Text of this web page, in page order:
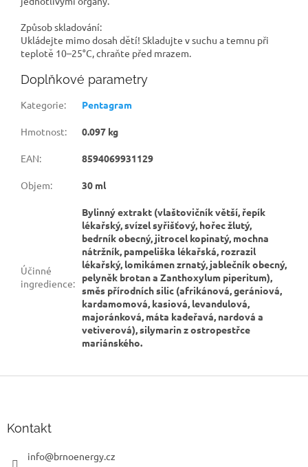
Způsob skladování:
Ukládejte mimo dosah dětí! Skladujte v suchu a temnu při
teplotě 10–25°C, chraňte před mrazem.
Doplňkové parametry
Kategorie: Pentagram
Hmotnost: 0.097 kg
EAN: 8594069931129
Objem: 30 ml
Účinné
ingredience:
Bylinný extrakt (vlaštovičník větší, řepík
lékařský, svízel syřišťový, hořec žlutý,
bedrník obecný, jitrocel kopinatý, mochna
nátržník, pampeliška lékařská, rozrazil
lékařský, lomikámen zrnatý, jablečník obecný,
pelyněk brotan a Zanthoxylum piperitum),
směs přírodních silic (afrikánová, gerániová,
kardamomová, kasiová, levandulová,
majoránková, máta kadeřavá, nardová a
vetiverová), silymarin z ostropestřce
mariánského.
Kontakt
info@brnoenergy.cz